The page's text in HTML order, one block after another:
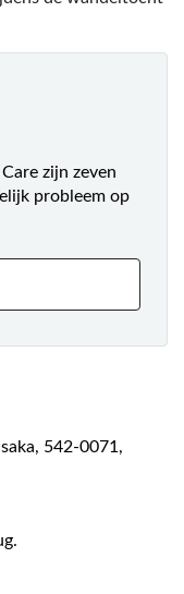
zijn zeven
probleem op
542-0071,